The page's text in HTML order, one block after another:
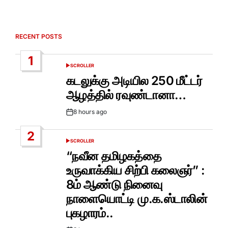
RECENT POSTS
1
POSTED
SCROLLER
கடலுக்கு அடியில 250 மீட்டர்
ஆழத்தில் ரவுண்டானா…
Post8 hours ago
2
POSTED
SCROLLER
“நவீன தமிழகத்தை
உருவாக்கிய சிற்பி கலைஞர்” :
8ம் ஆண்டு நினைவு
நாளையொட்டி மு.க.ஸ்டாலின்
புகழாரம்..